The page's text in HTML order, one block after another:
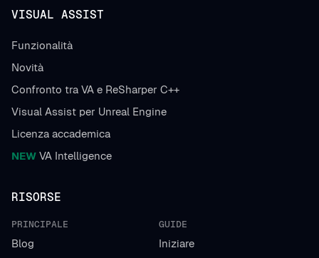
VISUAL ASSIST
Funzionalità
Novità
Confronto tra VA e ReSharper C++
Visual Assist per Unreal Engine
Licenza accademica
NEW VA Intelligence
RISORSE
PRINCIPALE
Blog
GUIDE
Iniziare